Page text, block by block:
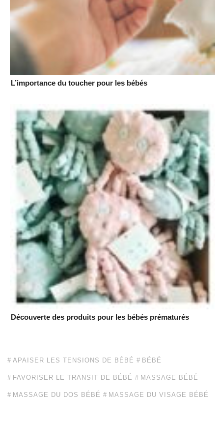
L’importance du toucher pour les bébés
Découverte des produits pour les bébés prématurés
APAISER LES TENSIONS DE BÉBÉ BÉBÉ
FAVORISER LE TRANSIT DE BÉBÉ MASSAGE BÉBÉ
MASSAGE DU DOS BÉBÉ MASSAGE DU VISAGE BÉBÉ